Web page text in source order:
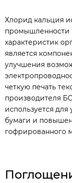
Хлорид кальция
промышленности
характеристик
является
улучшения
четкую печать
производителя
используется
бумаги и
гофрированного